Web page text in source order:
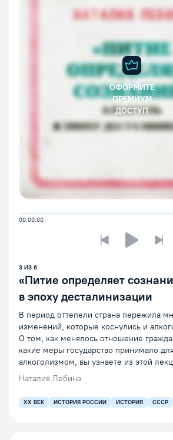
ОФОРМИТЕ
ПРЕМИУМ
ДОСТУП
00:00:00
Предыдущая
3 ИЗ 6
«Питие определяет
в эпоху десталинизации
В период оттепели страна пережила
изменений, которые коснулись и
О том, как менялось отношение
какие меры государство принимало
алкоголизмом, вы узнаете из этой
Наталия Лебина
XX ВЕК ИСТОРИЯ РОССИИ ИСТОРИЯ СССР